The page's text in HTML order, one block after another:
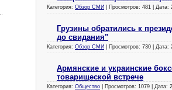
Категория: Обзор СМИ | Просмотров: 481 | Дата:
Грузины обратились к
до свидания"
Категория: Обзор СМИ | Просмотров: 730 | Дата:
Армянские и украинские
товарищеской встрече
Категория: Общество | Просмотров: 1079 | Дата: